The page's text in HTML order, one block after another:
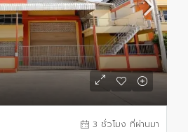
3 ชั่วโมง ที่ผ่านมา